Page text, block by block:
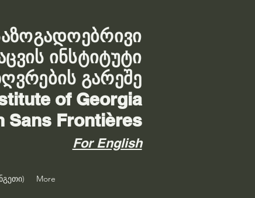
ინსტიტუტი
გარეშე
of Georgia
Sans Frontières
For English
More